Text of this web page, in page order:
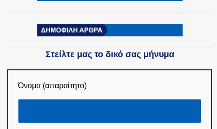
Στείλτε μας το δικό σας μήνυμα
Όνομα (απαραίτητο)